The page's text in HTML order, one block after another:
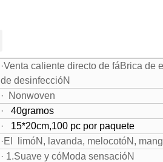
·Venta caliente directo de fáBrica
de desinfeccióN
· Nonwoven
·
40gramos
· 15*20cm,100 pc por paquete
·El limóN, lavanda, melocotóN,
· 1.Suave y cóModa sensacióN